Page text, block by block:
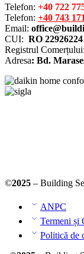
Telefon: +40 722
Telefon: +40 743
Email:
CUI: RO 22926224
Registrul Comerțului:
Adresa: Bd.
©2025 – Building
ANPC
Termeni și
Politică de